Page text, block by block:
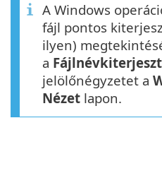
A Windows
fájl pontos
ilyen)
a
jelölőnégyzetet a
Nézet lapon.